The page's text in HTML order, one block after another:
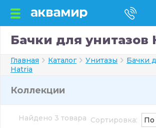
Бачки для унитазов
Главная Каталог Унитазы
Бачки
Hatria
Коллекции
Найдено 3 товара Сортировка: По